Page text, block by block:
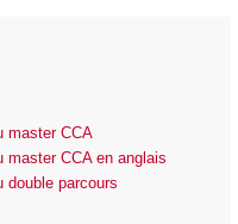
master CCA
master CCA en anglais
double parcours